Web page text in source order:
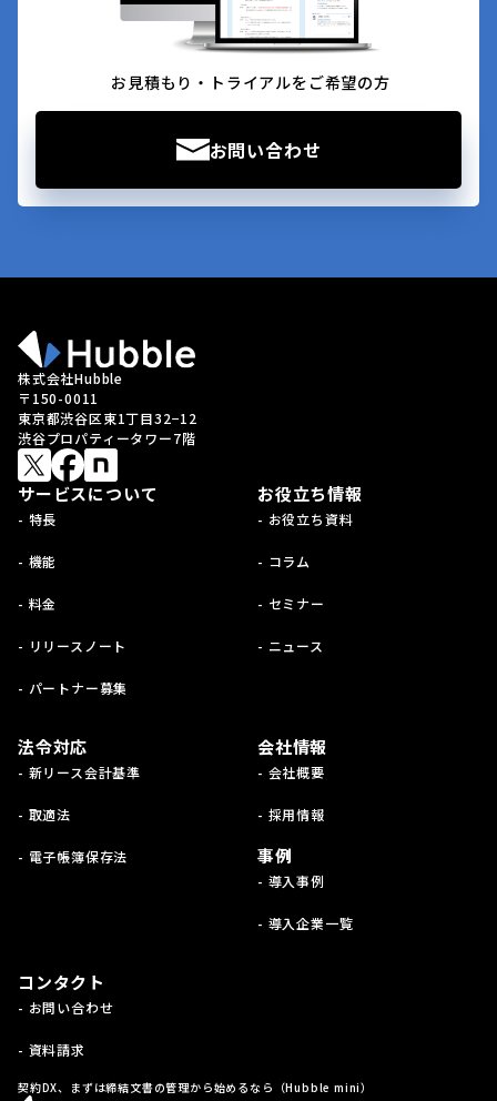
お見積もり・トライアルをご希望の方
お問い合わせ
株式会社Hubble
〒150-0011
東京都渋谷区東1丁目32−12
渋谷プロパティータワー7階
サービスについて
- 特長
- 機能
- 料金
- リリースノート
- パートナー募集
お役立ち情報
- お役立ち資料
- コラム
- セミナー
- ニュース
法令対応
- 新リース会計基準
- 取適法
- 電子帳簿保存法
会社情報
- 会社概要
- 採用情報
事例
- 導入事例
- 導入企業一覧
コンタクト
- お問い合わせ
- 資料請求
契約DX、まずは締結文書の管理から始めるなら（Hubble mini）